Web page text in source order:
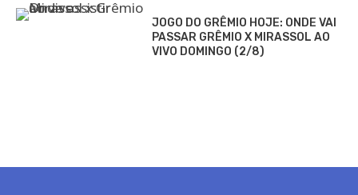
JOGO DO GRÊMIO HOJE: ONDE VAI
PASSAR GRÊMIO X MIRASSOL AO
VIVO DOMINGO (2/8)